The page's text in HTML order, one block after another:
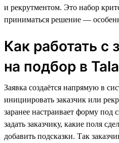
и рекрутментом. Это набор
приниматься решение —
Как работать с
на подбор в
Заявка создаётся напрямую в
инициировать заказчик или
заранее настраивает форму под
задать заказчику, какие поля
добавить подсказки. Так